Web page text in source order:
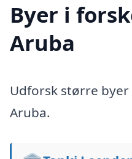
Byer i
Aruba
Udforsk større
Aruba.